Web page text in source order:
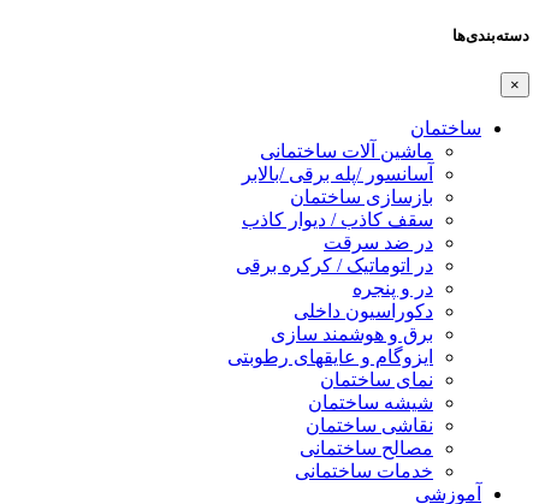
دسته‌بندی‌ها
×
ساختمان
ماشین آلات ساختمانی
آسانسور /پله برقی /بالابر
بازسازی ساختمان
سقف کاذب / دیوار کاذب
در ضد سرقت
در اتوماتیک / کرکره برقی
در و پنجره
دکوراسیون داخلی
برق و هوشمند سازی
ایزوگام و عایقهای رطوبتی
نمای ساختمان
شیشه ساختمان
نقاشی ساختمان
مصالح ساختمانی
خدمات ساختمانی
آموزشی